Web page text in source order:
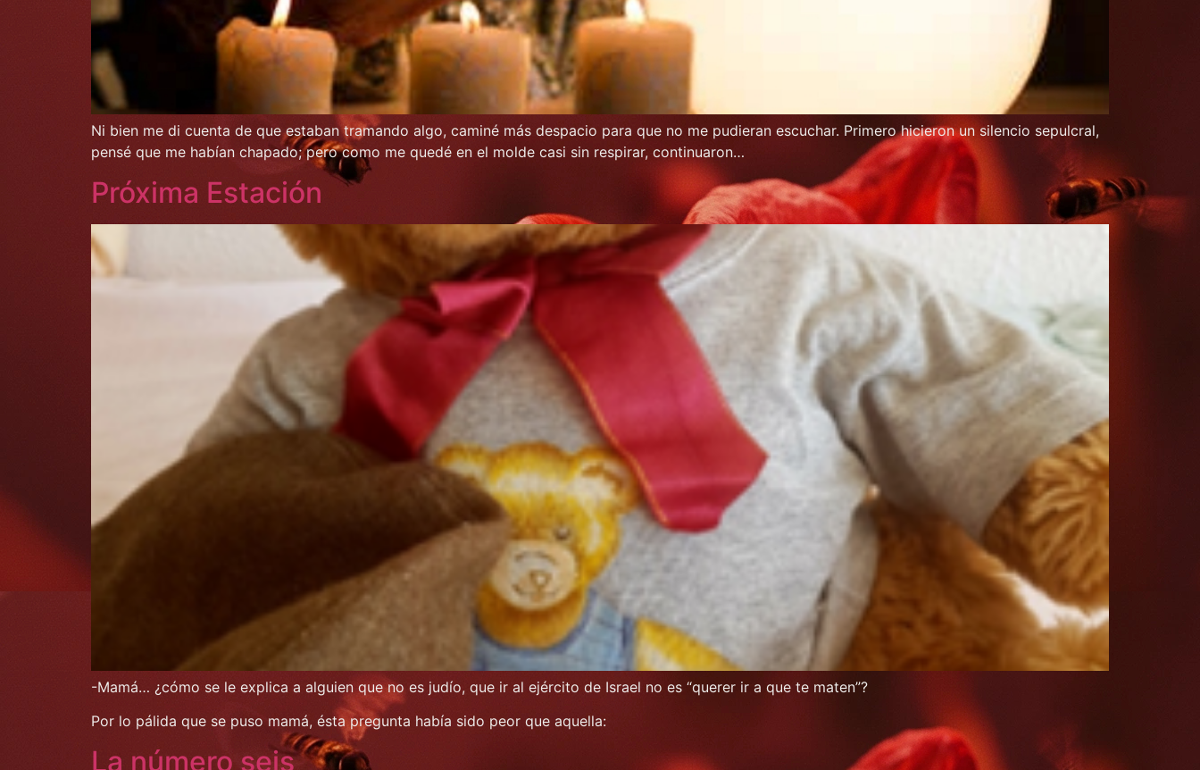
Ni bien me di cuenta de que estaban tramando algo, caminé más despacio para que no me pudieran escuchar. Primero hicieron un silencio sepulcral,
pensé que me habían chapado; pero como me quedé en el molde casi sin respirar, continuaron…
Próxima Estación
-Mamá… ¿cómo se le explica a alguien que no es judío, que ir al ejército de Israel no es “querer ir a que te maten”?
Por lo pálida que se puso mamá, ésta pregunta había sido peor que aquella:
La número seis